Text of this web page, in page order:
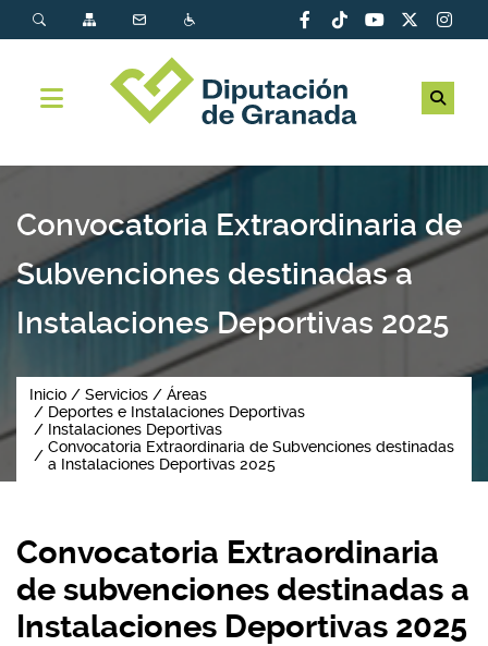
Convocatoria Extraordinaria de
Subvenciones destinadas a
Instalaciones Deportivas 2025
Inicio Servicios
Áreas
Deportes e Instalaciones Deportivas
Instalaciones Deportivas
Convocatoria Extraordinaria de Subvenciones destinadas
a Instalaciones Deportivas 2025
Convocatoria Extraordinaria
de subvenciones destinadas a
Instalaciones Deportivas 2025